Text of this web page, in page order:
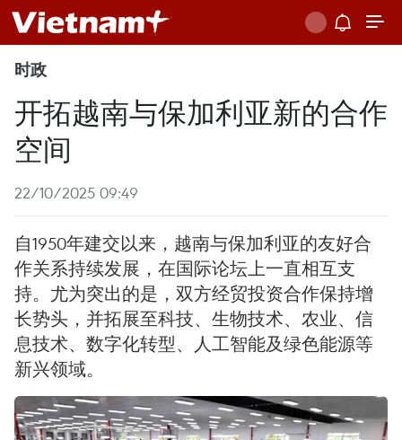
时政
开拓越南与保加利亚新的合作
空间
22/10/2025 09:49
自1950年建交以来，越南与保加利亚的友好合
作关系持续发展，在国际论坛上一直相互支
持。尤为突出的是，双方经贸投资合作保持增
长势头，并拓展至科技、生物技术、农业、信
息技术、数字化转型、人工智能及绿色能源等
新兴领域。